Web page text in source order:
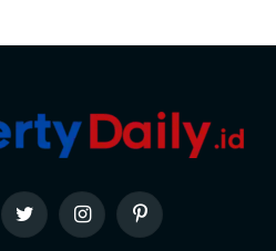
Twitter InstagramPinterest